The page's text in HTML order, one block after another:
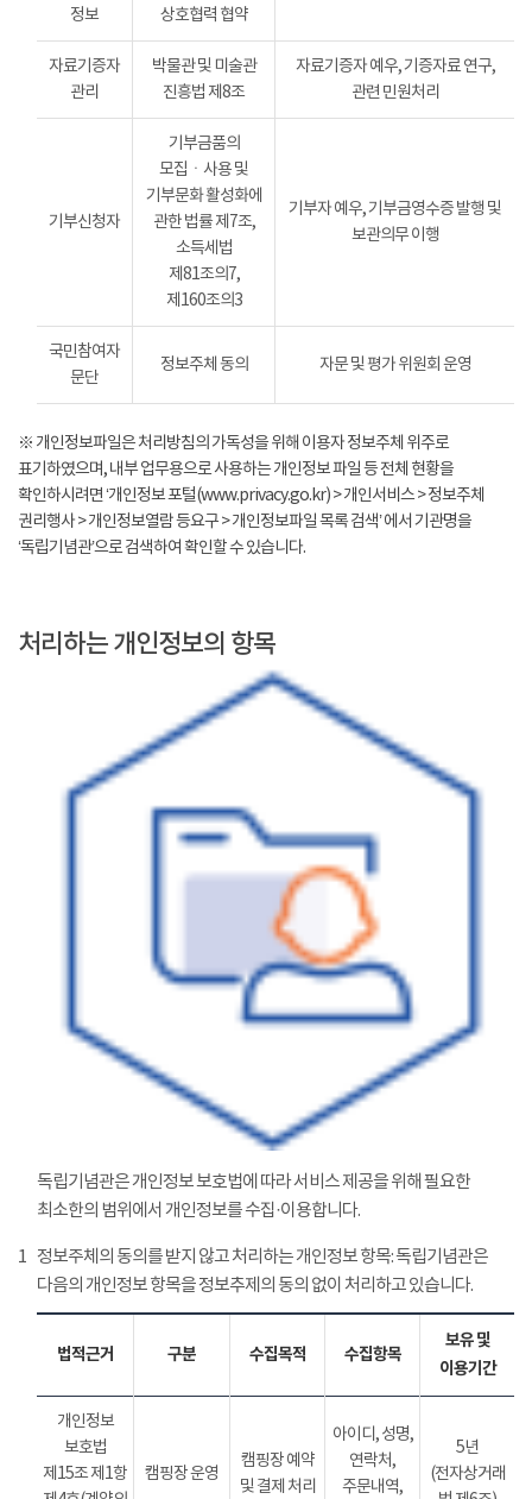
정보
상호협력 협약
자료기증자
관리
박물관 및 미술관
진흥법 제8조
자료기증자 예우, 기증자료 연구,
관련 민원처리
기부신청자
기부금품의
모집ㆍ사용 및
기부문화 활성화에
관한 법률 제7조,
소득세법
제81조의7,
제160조의3
기부자 예우, 기부금영수증 발행 및
보관의무 이행
국민참여자
문단
정보주체 동의 자문 및 평가 위원회 운영
※ 개인정보파일은 처리방침의 가독성을 위해 이용자 정보주체 위주로
표기하였으며, 내부 업무용으로 사용하는 개인정보 파일 등 전체 현황을
확인하시려면 ‘개인정보 포털(www.privacy.go.kr) > 개인서비스 > 정보주체
권리행사 > 개인정보열람 등요구 > 개인정보파일 목록 검색’ 에서 기관명을
‘독립기념관’으로 검색하여 확인할 수 있습니다.
처리하는 개인정보의 항목
독립기념관은 개인정보 보호법에 따라 서비스 제공을 위해 필요한
최소한의 범위에서 개인정보를 수집·이용합니다.
1 정보주체의 동의를 받지 않고 처리하는 개인정보 항목: 독립기념관은
다음의 개인정보 항목을 정보추제의 동의 없이 처리하고 있습니다.
법적근거 구분 수집목적 수집항목
보유 및
이용기간
개인정보
보호법
제15조 제1항
캠핑장 운영
캠핑장 예약
및 결제 처리
아이디, 성명,
연락처,
주문내역,
5년
(전자상거래